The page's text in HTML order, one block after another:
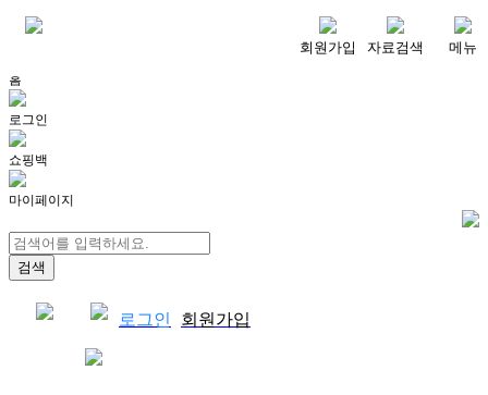
회원가입 자료검색 메뉴
홈
로그인
쇼핑백
마이페이지
로그인 회원가입